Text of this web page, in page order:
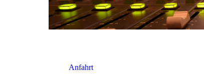
Anfahrt